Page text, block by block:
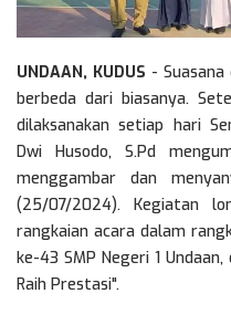
UNDAAN, KUDUS -
berbeda dari biasanya.
dilaksanakan setiap hari
Dwi Husodo, S.Pd
menggambar dan
(25/07/2024). Kegiatan
rangkaian acara dalam
ke-43 SMP Negeri 1
Raih Prestasi".